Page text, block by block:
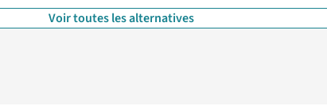
Voir toutes les alternatives